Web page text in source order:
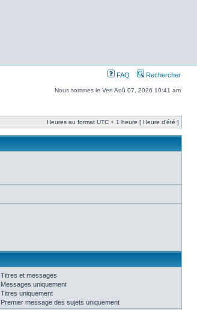
FAQ Rechercher
Nous sommes le Ven Aoû 07, 2026 10:41 am
Heures au format UTC + 1 heure [ Heure d’été ]
Titres et messages
Messages uniquement
Titres uniquement
Premier message des sujets uniquement